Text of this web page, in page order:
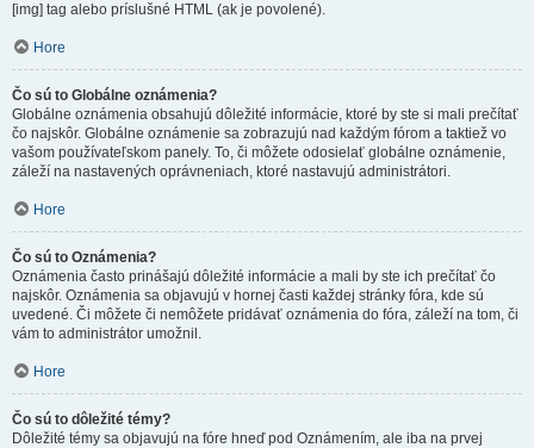
[img] tag alebo príslušné HTML (ak je povolené).
Hore
Čo sú to Globálne oznámenia?
Globálne oznámenia obsahujú dôležité informácie, ktoré by ste si mali prečítať
čo najskôr. Globálne oznámenie sa zobrazujú nad každým fórom a taktiež vo
vašom používateľskom panely. To, či môžete odosielať globálne oznámenie,
záleží na nastavených oprávneniach, ktoré nastavujú administrátori.
Hore
Čo sú to Oznámenia?
Oznámenia často prinášajú dôležité informácie a mali by ste ich prečítať čo
najskôr. Oznámenia sa objavujú v hornej časti každej stránky fóra, kde sú
uvedené. Či môžete či nemôžete pridávať oznámenia do fóra, záleží na tom, či
vám to administrátor umožnil.
Hore
Čo sú to dôležité témy?
Dôležité témy sa objavujú na fóre hneď pod Oznámením, ale iba na prvej